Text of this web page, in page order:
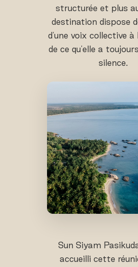
structurée et plus
destination dispose
d'une voix collective à
de ce qu'elle a
silence.
Sun Siyam
accueilli cette